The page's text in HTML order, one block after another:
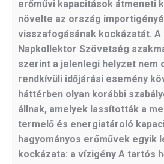
erőművi kapacitások átmeneti
növelte az ország
visszafogásának kockázatát. A
Napkollektor Szövetség
szerint a jelenlegi helyzet nem
rendkívüli időjárási esemény
háttérben olyan korábbi
állnak, amelyek lassították a
termelő és energiatároló
hagyományos erőművek egyik
kockázata: a vízigény A tartós